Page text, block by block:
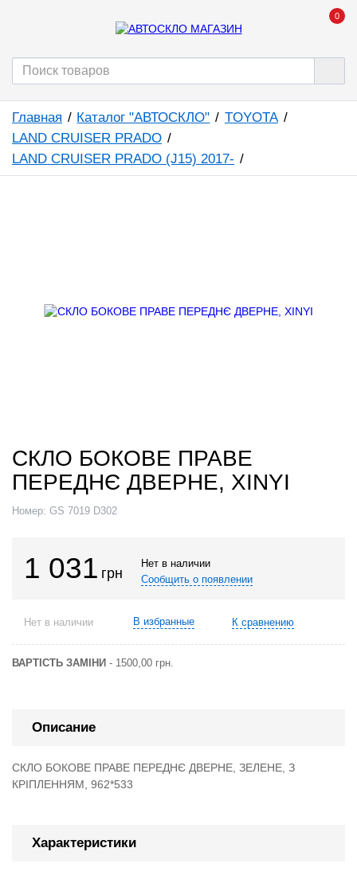
0
Главная Каталог "АВТОСКЛО"
TOYOTA
LAND CRUISER PRADO
LAND CRUISER PRADO (J15) 2017-
СКЛО БОКОВЕ ПРАВЕ
ПЕРЕДНЄ ДВЕРНЕ, XINYI
Номер: GS 7019 D302
1 031 грн
Нет в наличии
Сообщить о появлении
Нет в наличии В избранные К сравнению
ВАРТІСТЬ ЗАМІНИ - 1500,00 грн.
Описание
СКЛО БОКОВЕ ПРАВЕ ПЕРЕДНЄ ДВЕРНЕ, ЗЕЛЕНЕ, З
КРІПЛЕННЯМ, 962*533
Характеристики